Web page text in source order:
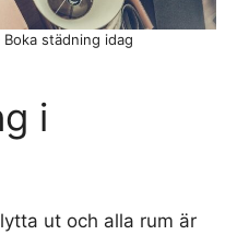
i
ut och alla rum är
städning idag